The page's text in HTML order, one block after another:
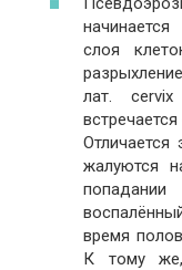
слоя
лат.
Отличается
жалуются
время
К тому же,